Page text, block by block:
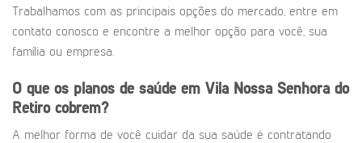
Trabalhamos com as principais opções do mercado, entre em
contato conosco e encontre a melhor opção para você, sua
família ou empresa.
O que os planos de saúde em Vila Nossa Senhora do
Retiro cobrem?
A melhor forma de você cuidar da sua saúde é contratando